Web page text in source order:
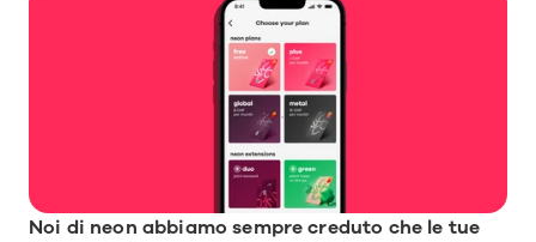
Noi di neon abbiamo sempre creduto che le tue